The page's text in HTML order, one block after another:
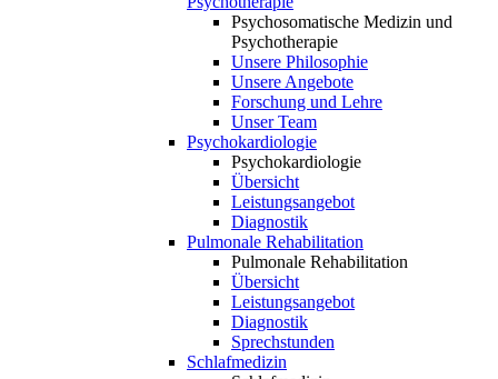
Psychosomatische Medizin und
Psychotherapie
Unsere Philosophie
Unsere Angebote
Forschung und Lehre
Unser Team
Psychokardiologie
Psychokardiologie
Übersicht
Leistungsangebot
Diagnostik
Pulmonale Rehabilitation
Pulmonale Rehabilitation
Übersicht
Leistungsangebot
Diagnostik
Sprechstunden
Schlafmedizin